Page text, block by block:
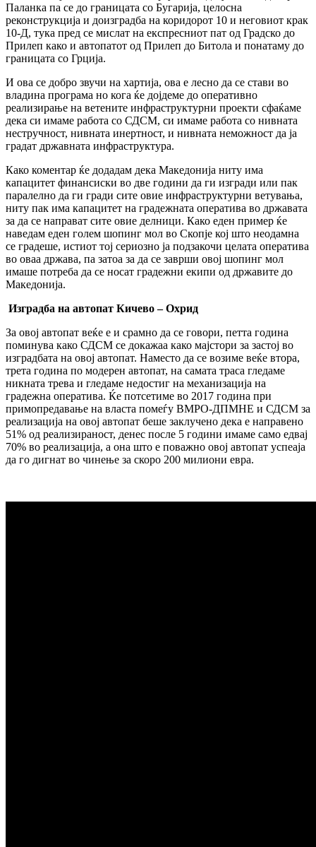
Паланка па се до границата со Бугарија, целосна
реконструкција и доизградба на коридорот 10 и неговиот крак
10-Д, тука пред се мислат на експресниот пат од Градско до
Прилеп како и автопатот од Прилеп до Битола и понатаму до
границата со Грција.
И ова се добро звучи на хартија, ова е лесно да се стави во
владина програма но кога ќе дојдеме до оперативно
реализирање на ветените инфраструктурни проекти сфаќаме
дека си имаме работа со СДСМ, си имаме работа со нивната
нестручност, нивната инертност, и нивната неможност да ја
градат државната инфраструктура.
Како коментар ќе додадам дека Македонија ниту има
капацитет финансиски во две години да ги изгради или пак
паралелно да ги гради сите овие инфраструктурни ветувања,
ниту пак има капацитет на градежната оператива во државата
за да се направат сите овие делници. Како еден пример ќе
наведам еден голем шопинг мол во Скопје кој што неодамна
се градеше, истиот тој сериозно ја подзакочи целата оператива
во оваа држава, па затоа за да се заврши овој шопинг мол
имаше потреба да се носат градежни екипи од државите до
Македонија.
Изградба на автопат Кичево – Охрид
За овој автопат веќе е и срамно да се говори, петта година
поминува како СДСМ се докажаа како мајстори за застој во
изградбата на овој автопат. Наместо да се возиме веќе втора,
трета година по модерен автопат, на самата траса гледаме
никната трева и гледаме недостиг на механизација на
градежна оператива. Ќе потсетиме во 2017 година при
примопредавање на власта помеѓу ВМРО-ДПМНЕ и СДСМ за
реализација на овој автопат беше заклучено дека е направено
51% од реализираност, денес после 5 години имаме само едвај
70% во реализација, а она што е поважно овој автопат успеаја
да го дигнат во чинење за скоро 200 милиони евра.